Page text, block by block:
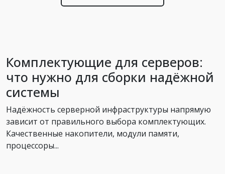
Комплектующие для серверов:
что нужно для сборки надёжной
системы
Надёжность серверной инфраструктуры напрямую
зависит от правильного выбора комплектующих.
Качественные накопители, модули памяти,
процессоры...